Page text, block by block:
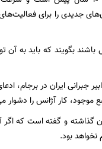
جدیدی را برای
جبرانی ایران در برجام،
موجود، کار آژانس را دشوار
و گفته است که اگر
نخواهد بود.